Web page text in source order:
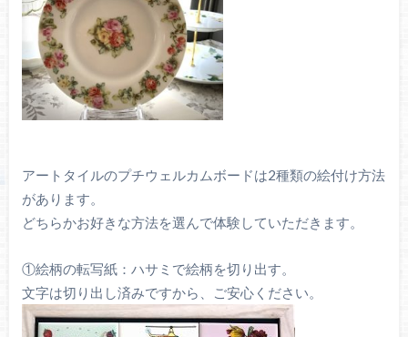
アートタイルのプチウェルカムボードは2種類の絵付け方法
があります。
どちらかお好きな方法を選んで体験していただきます。
①絵柄の転写紙：ハサミで絵柄を切り出す。
文字は切り出し済みですから、ご安心ください。